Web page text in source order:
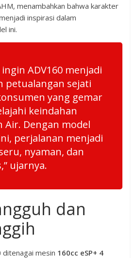
menambahkan bahwa karakter
inspirasi dalam
ini.
ingin ADV160 menjadi
petualangan sejati
yang gemar
keindahan
Air. Dengan model
perjalanan menjadi
nyaman, dan
ujarnya.
dan
ditenagai mesin 160cc eSP+ 4